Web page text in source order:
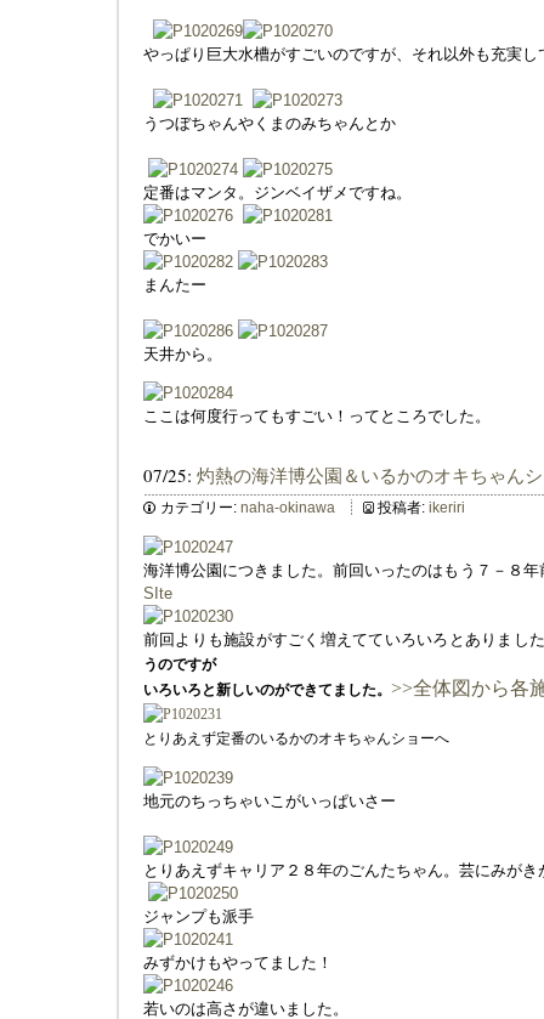
やっぱり巨大水槽がすごいのですが、それ以外も充実し
うつぼちゃんやくまのみちゃんとか
定番はマンタ。ジンベイザメですね。
でかいー
まんたー
天井から。
ここは何度行ってもすごい！ってところでした。
07/25: 灼熱の海洋博公園＆いるかのオキちゃん
カテゴリー: naha-okinawa 投稿者: ikeriri
海洋博公園につきました。前回いったのはもう７－８
SIte
前回よりも施設がすごく増えてていろいろとありまし
うのですが
いろいろと新しいのができてました。 >>全体図から各
とりあえず定番のいるかのオキちゃんショーへ
地元のちっちゃいこがいっぱいさー
とりあえずキャリア２８年のごんたちゃん。芸にみが
ジャンプも派手
みずかけもやってました！
若いのは高さが違いました。